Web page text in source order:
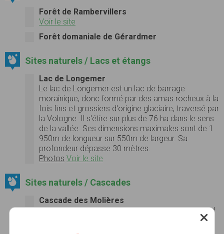
Forêt de Rambervillers
Voir le site
Forêt domaniale de Gérardmer
Sites naturels / Lacs et étangs
Lac de Longemer
Le lac de Longemer est un lac de barrage
morainique, donc formé par des amas rocheux à la
fois fins et grossiers d'origine glaciaire, traversé par
la Vologne. Il s'étire sur plus de 76 ha dans le sens
de la vallée. Ses dimensions maximales sont de 1
950m de longueur sur 550m de largeur. Sa
profondeur dépasse 30 mètres.
Photos Voir le site
Sites naturels / Cascades
Cascade des Molières
Joli petit site touristique à 6 kms de St-Dié, au pied
du Massif de l'Ormont (au nord-est de St-Dié) que